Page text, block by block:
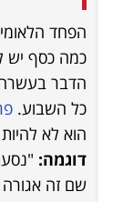
הפחד
כמה כסף יש
הדבר
כל השבוע.
הוא לא
דוגמה:
שם זה אגורה